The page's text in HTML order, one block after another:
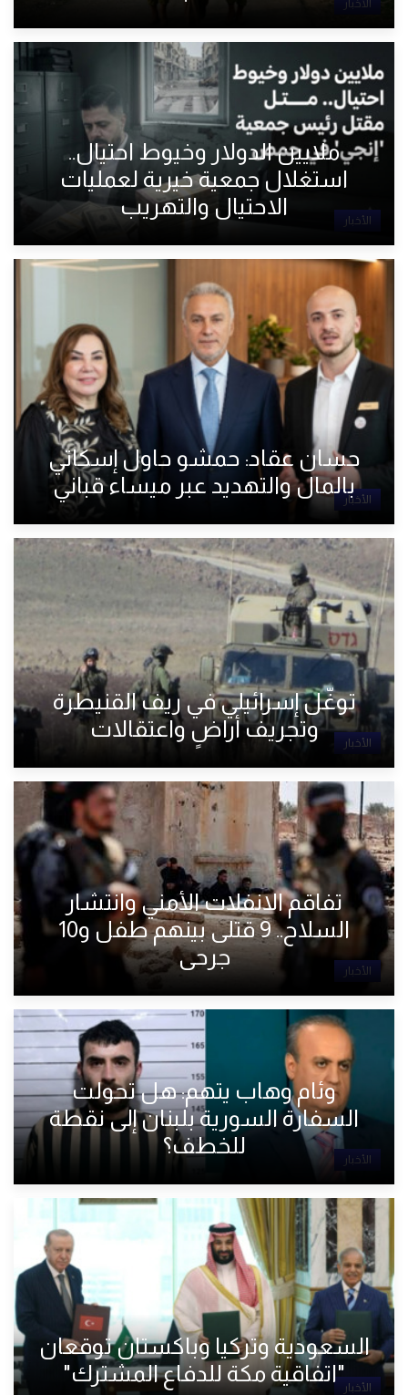
الأخبار
الأخبار
ملايين الدولار وخيوط احتيال..
استغلال جمعية خيرية لعمليات
الاحتيال والتهريب
الأخبار
حسان عقاد: حمشو حاول إسكاتي
بالمال والتهديد عبر ميساء قباني
الأخبار
توغّل إسرائيلي في ريف القنيطرة
وتجريف أراضٍ واعتقالات
الأخبار
تفاقم الانفلات الأمني وانتشار
السلاح.. 9 قتلى بينهم طفل و10
جرحى
الأخبار
وئام وهاب يتهم: هل تحولت
السفارة السورية بلبنان إلى نقطة
للخطف؟
الأخبار
السعودية وتركيا وباكستان توقعان
"اتفاقية مكة للدفاع المشترك"